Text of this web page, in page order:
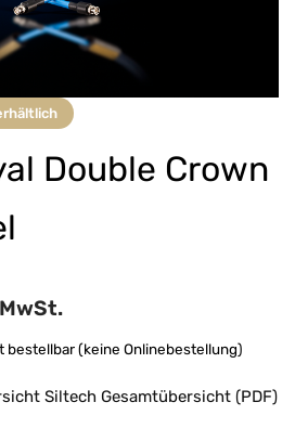
Double Crown
bestellbar (keine Onlinebestellung)
Siltech Gesamtübersicht (PDF)